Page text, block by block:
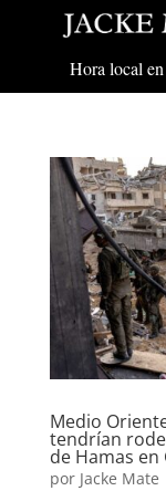
Hora local
Medio
tendrían
de Hamas en
por Jacke Mate